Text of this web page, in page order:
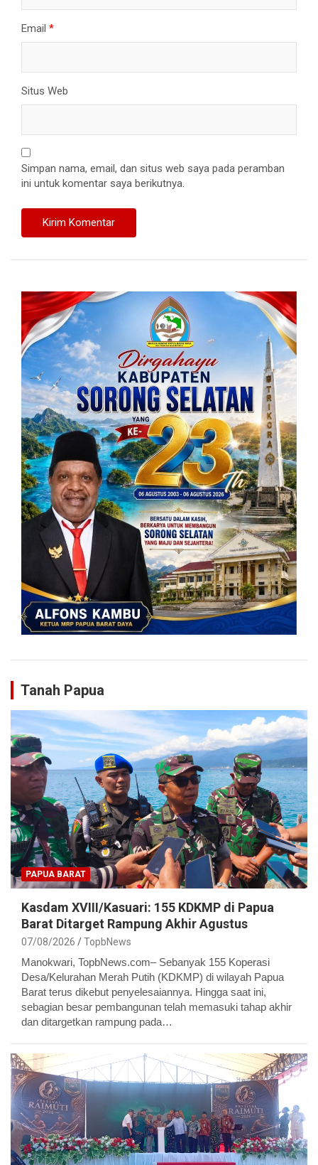
Email *
Situs Web
Simpan nama, email, dan situs web saya pada peramban
ini untuk komentar saya berikutnya.
Tanah Papua
PAPUA BARAT
Kasdam XVIII/Kasuari: 155 KDKMP di Papua
Barat Ditarget Rampung Akhir Agustus
07/08/2026 TopbNews
Manokwari, TopbNews.com– Sebanyak 155 Koperasi
Desa/Kelurahan Merah Putih (KDKMP) di wilayah Papua
Barat terus dikebut penyelesaiannya. Hingga saat ini,
sebagian besar pembangunan telah memasuki tahap akhir
dan ditargetkan rampung pada…